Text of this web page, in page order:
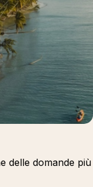
delle domande più